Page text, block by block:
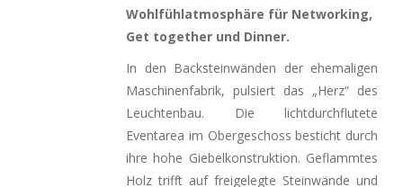
Wohlfühlatmosphäre für Networking,
Get together und Dinner.
In den Backsteinwänden der ehemaligen
Maschinenfabrik, pulsiert das „Herz“ des
Leuchtenbau. Die lichtdurchflutete
Eventarea im Obergeschoss besticht durch
ihre hohe Giebelkonstruktion. Geflammtes
Holz trifft auf freigelegte Steinwände und